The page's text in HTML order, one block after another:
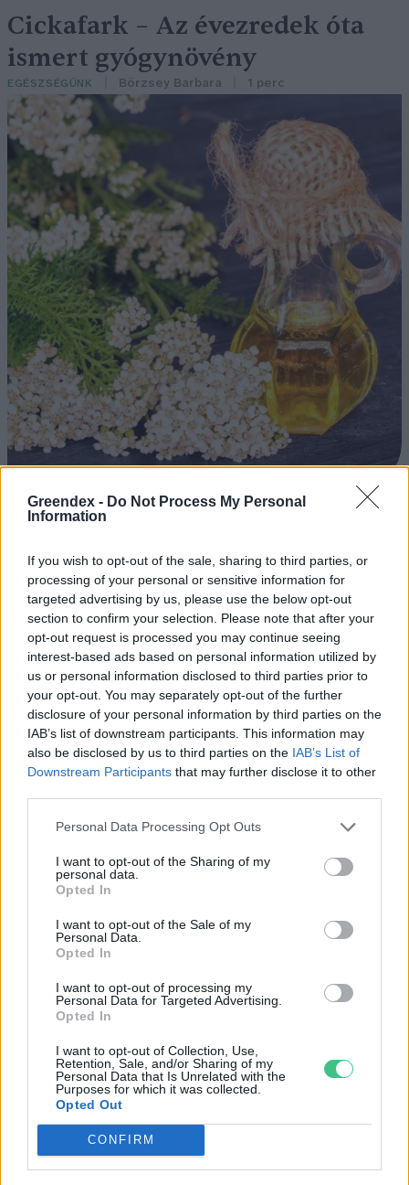
Greendex - Do Not Process My Personal
Information
If you wish to opt-out of the sale, sharing to third parties, or
processing of your personal or sensitive information for
targeted advertising by us, please use the below opt-out
section to confirm your selection. Please note that after your
opt-out request is processed you may continue seeing
interest-based ads based on personal information utilized by
us or personal information disclosed to third parties prior to
your opt-out. You may separately opt-out of the further
disclosure of your personal information by third parties on the
IAB’s list of downstream participants. This information may
also be disclosed by us to third parties on the IAB’s List of
Downstream Participants that may further disclose it to other
Personal Data Processing Opt Outs
I want to opt-out of the Sharing of my
personal data.
Opted In
I want to opt-out of the Sale of my
Personal Data.
Opted In
I want to opt-out of processing my
Personal Data for Targeted Advertising.
Opted In
I want to opt-out of Collection, Use,
Retention, Sale, and/or Sharing of my
Personal Data that Is Unrelated with the
Purposes for which it was collected.
Opted Out
CONFIRM
Cickafark – Az évezredek óta
ismert gyógynövény
EGÉSZSÉGÜNK Börzsey Barbara 1 perc
Ezt a növényt már az őskorban is ismerték, a népi gyógyászatban
Születésnapi programokkal várja a
hétvégén a közönséget a 160 éves
Fővárosi Állatkert
ÉLŐ BOLYGÓNK
Szedd magad őszibarack: itt vannak
a legjobb lelőhelyek!
Négy éven belül valósággá válhatnak az
elektromos repülőjáratok Európában
Történelmi aszály sújtja Nagy-